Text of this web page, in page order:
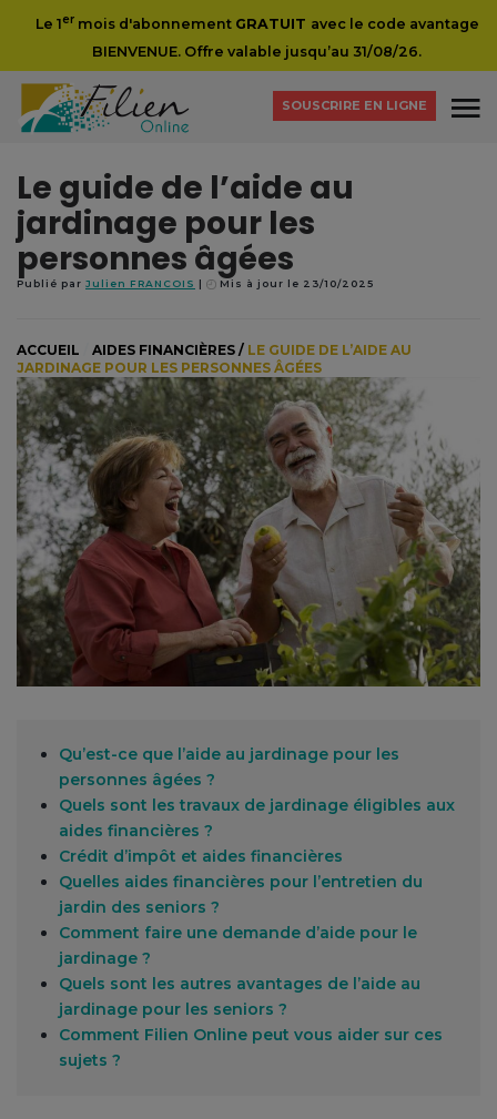
Le 1ermois d'abonnement GRATUIT avec le code avantage
BIENVENUE. Offre valable jusqu’au 31/08/26.
SOUSCRIRE EN LIGNE
Publié par Julien FRANCOIS Mis à jour le 23/10/2025
Le guide de l’aide au
jardinage pour les
personnes âgées
ACCUEIL AIDES FINANCIÈRES / LE GUIDE DE L’AIDE AU
JARDINAGE POUR LES PERSONNES ÂGÉES
Qu’est-ce que l’aide au jardinage pour les
personnes âgées ?
Quels sont les travaux de jardinage éligibles aux
aides financières ?
Crédit d’impôt et aides financières
Quelles aides financières pour l’entretien du
jardin des seniors ?
Comment faire une demande d’aide pour le
jardinage ?
Quels sont les autres avantages de l’aide au
jardinage pour les seniors ?
Comment Filien Online peut vous aider sur ces
sujets ?